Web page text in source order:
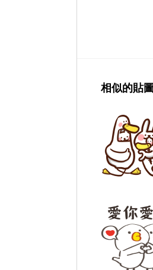
相似的貼圖